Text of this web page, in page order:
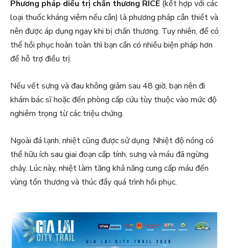
Phương pháp diều trị chấn thương RICE (kết hợp với các
loại thuốc kháng viêm nếu cần) là phương pháp cần thiết và
nên được áp dụng ngay khi bị chấn thương. Tuy nhiên, để có
thể hồi phục hoàn toàn thì bạn cần có nhiều biện pháp hơn
để hỗ trợ điều trị.
Nếu vết sưng và đau không giảm sau 48 giờ, bạn nên đi
khám bác sĩ hoặc đến phòng cấp cứu tùy thuộc vào mức độ
nghiêm trọng từ các triệu chứng.
Ngoài đá lạnh, nhiệt cũng được sử dụng. Nhiệt độ nóng có
thể hữu ích sau giai đoạn cấp tính, sưng và máu đã ngừng
chảy. Lúc này, nhiệt làm tăng khả năng cung cấp máu đến
vùng tổn thương và thúc đẩy quá trình hồi phục.